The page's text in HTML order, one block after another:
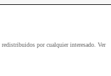
por cualquier interesado. Ver